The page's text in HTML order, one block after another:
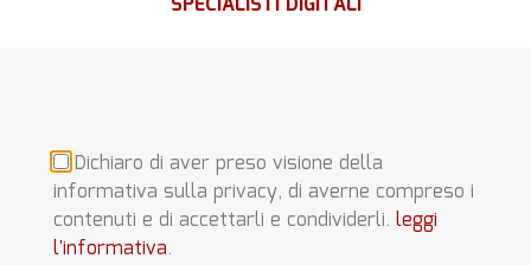
Dichiaro di aver preso visione della
informativa sulla privacy, di averne compreso i
contenuti e di accettarli e condividerli. leggi
l'informativa.